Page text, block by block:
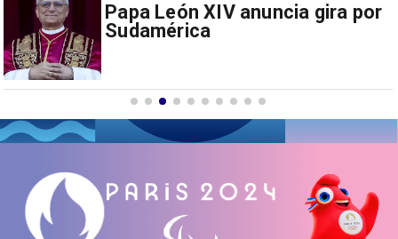
Papa León XIV anuncia gira por
Sudamérica